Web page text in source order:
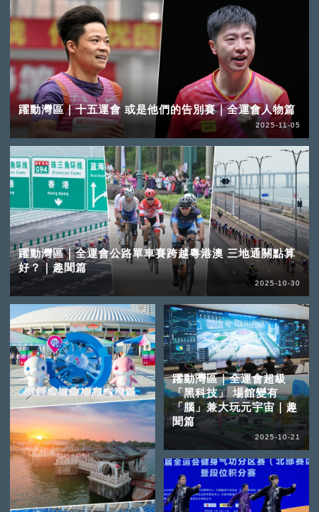
躍動灣區｜十五運會 或是他們的告別賽｜全運會人物篇
2025-11-05
躍動灣區｜全運會公路單車賽跨越粵港澳 三地通關點算
好？｜趣聞篇
2025-10-30
躍動灣區｜全運會超級
「黑科技」 場館變有
「腦」兼大玩元宇宙｜趣
聞篇
2025-10-21